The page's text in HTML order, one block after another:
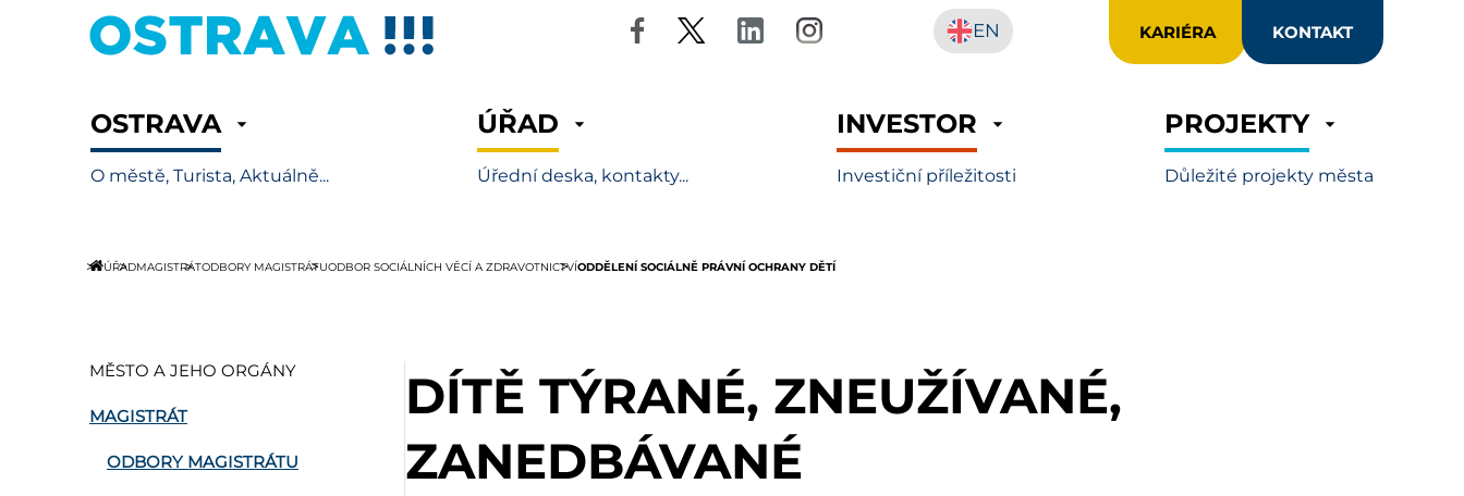
KARIÉRA KONTAKT
EN
OSTRAVA
O městě, Turista, Aktuálně...
ÚŘAD
Úřední deska, kontakty...
INVESTOR
Investiční příležitosti
PROJEKTY
Důležité projekty města
ÚŘADMAGISTRÁTODBORY MAGISTRÁTUODBOR SOCIÁLNÍCH VĚCÍ A ZDRAVOTNICTVÍODDĚLENÍ SOCIÁLNĚ PRÁVNÍ OCHRANY DĚTÍ
MĚSTO A JEHO ORGÁNY
MAGISTRÁT
ODBORY MAGISTRÁTU
DÍTĚ TÝRANÉ, ZNEUŽÍVANÉ,
ZANEDBÁVANÉ